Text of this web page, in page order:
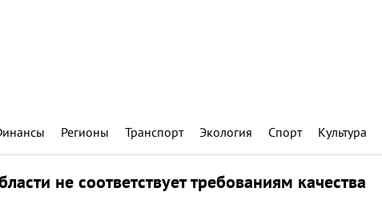
Регионы Транспорт Экология Спорт Культура
не соответствует требованиям качества